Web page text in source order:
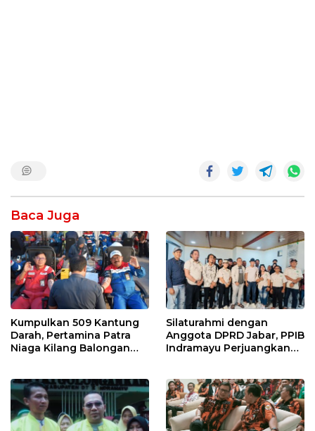
Baca Juga
Kumpulkan 509 Kantung
Darah, Pertamina Patra
Niaga Kilang Balongan
Silaturahmi dengan
Anggota DPRD Jabar, PPIB
Indramayu Perjuangkan